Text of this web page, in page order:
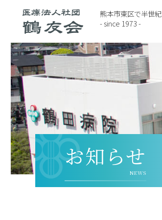
熊本市東区で半世紀
- since 1973 -
お知らせ
NEWS